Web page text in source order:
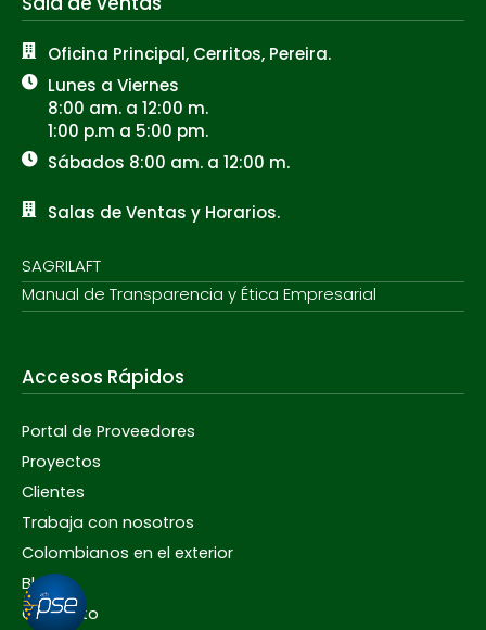
Oficina Principal, Cerritos, Pereira.
Lunes a Viernes
8:00 am. a 12:00 m.
1:00 p.m a 5:00 pm.
Sábados 8:00 am. a 12:00 m.
Salas de Ventas y Horarios.
SAGRILAFT
Manual de Transparencia y Ética Empresarial
Accesos Rápidos
Portal de Proveedores
Proyectos
Clientes
Trabaja con nosotros
Colombianos en el exterior
Blog
Contacto